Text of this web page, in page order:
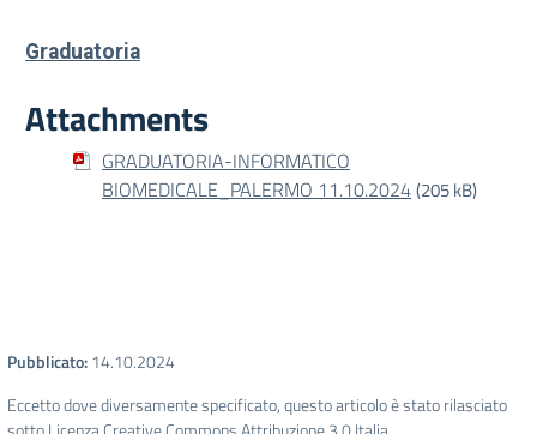
Graduatoria
Attachments
GRADUATORIA-INFORMATICO
BIOMEDICALE_PALERMO 11.10.2024(205 kB)
Pubblicato:14.10.2024
Eccetto dove diversamente specificato, questo articolo è stato rilasciato